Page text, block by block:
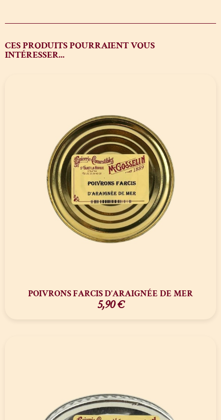
CES PRODUITS POURRAIENT VOUS
INTÉRESSER...
POIVRONS FARCIS D’ARAIGNÉE DE MER
5,90€